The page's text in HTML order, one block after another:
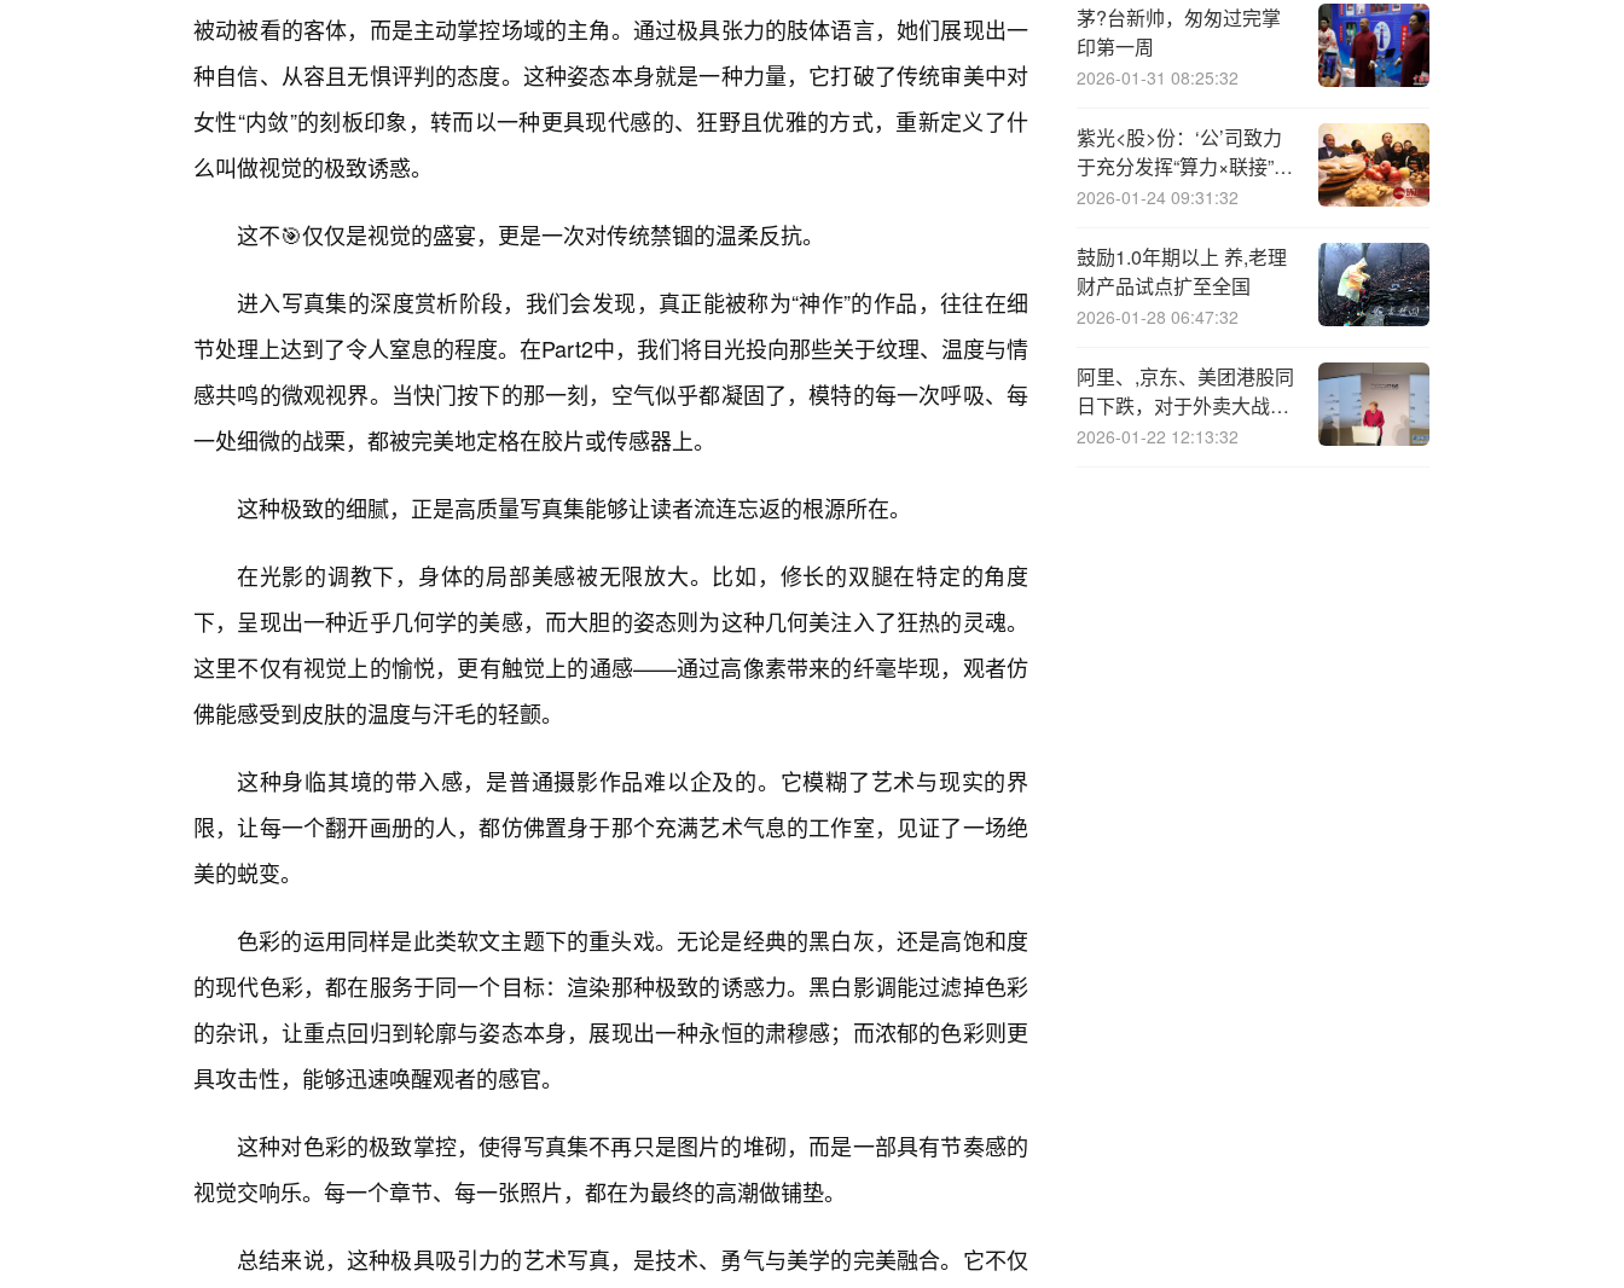
被动被看的客体，而是主动掌控场域的主角。通过极具张力的肢体语言，她们展现出一
种自信、从容且无惧评判的态度。这种姿态本身就是一种力量，它打破了传统审美中对
女性“内敛”的刻板印象，转而以一种更具现代感的、狂野且优雅的方式，重新定义了什
么叫做视觉的极致诱惑。
这不🎯仅仅是视觉的盛宴，更是一次对传统禁锢的温柔反抗。
进入写真集的深度赏析阶段，我们会发现，真正能被称为“神作”的作品，往往在细
节处理上达到了令人窒息的程度。在Part2中，我们将目光投向那些关于纹理、温度与情
感共鸣的微观视界。当快门按下的那一刻，空气似乎都凝固了，模特的每一次呼吸、每
一处细微的战栗，都被完美地定格在胶片或传感器上。
这种极致的细腻，正是高质量写真集能够让读者流连忘返的根源所在。
在光影的调教下，身体的局部美感被无限放大。比如，修长的双腿在特定的角度
下，呈现出一种近乎几何学的美感，而大胆的姿态则为这种几何美注入了狂热的灵魂。
这里不仅有视觉上的愉悦，更有触觉上的通感——通过高像素带来的纤毫毕现，观者仿
佛能感受到皮肤的温度与汗毛的轻颤。
这种身临其境的带入感，是普通摄影作品难以企及的。它模糊了艺术与现实的界
限，让每一个翻开画册的人，都仿佛置身于那个充满艺术气息的工作室，见证了一场绝
美的蜕变。
色彩的运用同样是此类软文主题下的重头戏。无论是经典的黑白灰，还是高饱和度
的现代色彩，都在服务于同一个目标：渲染那种极致的诱惑力。黑白影调能过滤掉色彩
的杂讯，让重点回归到轮廓与姿态本身，展现出一种永恒的肃穆感；而浓郁的色彩则更
具攻击性，能够迅速唤醒观者的感官。
这种对色彩的极致掌控，使得写真集不再只是图片的堆砌，而是一部具有节奏感的
视觉交响乐。每一个章节、每一张照片，都在为最终的高潮做铺垫。
总结来说，这种极具吸引力的艺术写真，是技术、勇气与美学的完美融合。它不仅
茅?台新帅，匆匆过完掌
印第一周
2026-01-31 08:25:32
紫光<股>份：‘公’司致力
于充分发挥“算力×联接”的
乘数效应
2026-01-24 09:31:32
鼓励1.0年期以上 养,老理
财产品试点扩至全国
2026-01-28 06:47:32
阿里、,京东、美团港股同
日下跌，对于外卖大战，
市场在担心什么？
2026-01-22 12:13:32